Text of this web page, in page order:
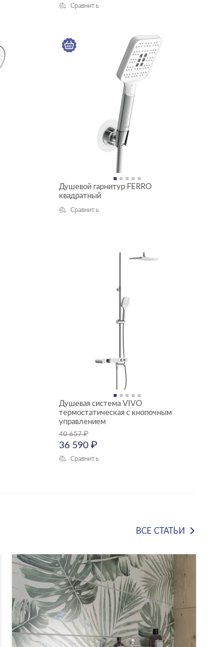
Сравнить
Душевой гарнитур FERRO
квадратный
Сравнить
Душевая система VIVO
термостатическая с кнопочным
управлением
40 657₽
36 590 ₽
Сравнить
ВСЕ СТАТЬИ